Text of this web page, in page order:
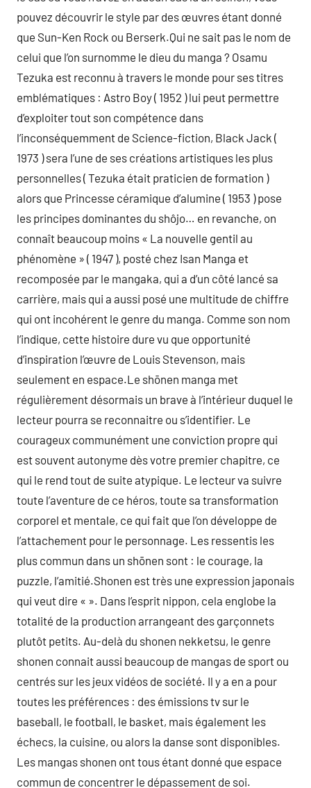
pouvez découvrir le style par des œuvres étant donné
que Sun-Ken Rock ou Berserk.Qui ne sait pas le nom de
celui que l’on surnomme le dieu du manga ? Osamu
Tezuka est reconnu à travers le monde pour ses titres
emblématiques : Astro Boy ( 1952 ) lui peut permettre
d’exploiter tout son compétence dans
l’inconséquemment de Science-fiction, Black Jack (
1973 ) sera l’une de ses créations artistiques les plus
personnelles ( Tezuka était praticien de formation )
alors que Princesse céramique d’alumine ( 1953 ) pose
les principes dominantes du shôjo… en revanche, on
connaît beaucoup moins « La nouvelle gentil au
phénomène » ( 1947 ), posté chez Isan Manga et
recomposée par le mangaka, qui a d’un côté lancé sa
carrière, mais qui a aussi posé une multitude de chiffre
qui ont incohérent le genre du manga. Comme son nom
l’indique, cette histoire dure vu que opportunité
d’inspiration l’œuvre de Louis Stevenson, mais
seulement en espace.Le shōnen manga met
régulièrement désormais un brave à l’intérieur duquel le
lecteur pourra se reconnaitre ou s’identifier. Le
courageux communément une conviction propre qui
est souvent autonyme dès votre premier chapitre, ce
qui le rend tout de suite atypique. Le lecteur va suivre
toute l’aventure de ce héros, toute sa transformation
corporel et mentale, ce qui fait que l’on développe de
l’attachement pour le personnage. Les ressentis les
plus commun dans un shōnen sont : le courage, la
puzzle, l’amitié.Shonen est très une expression japonais
qui veut dire « ». Dans l’esprit nippon, cela englobe la
totalité de la production arrangeant des garçonnets
plutôt petits. Au-delà du shonen nekketsu, le genre
shonen connait aussi beaucoup de mangas de sport ou
centrés sur les jeux vidéos de société. Il y a en a pour
toutes les préférences : des émissions tv sur le
baseball, le football, le basket, mais également les
échecs, la cuisine, ou alors la danse sont disponibles.
Les mangas shonen ont tous étant donné que espace
commun de concentrer le dépassement de soi.